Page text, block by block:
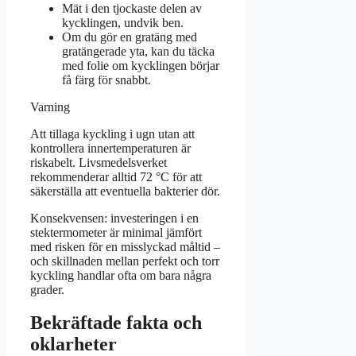
Mät i den tjockaste delen av
kycklingen, undvik ben.
Om du gör en gratäng med
gratängerade yta, kan du täcka
med folie om kycklingen börjar
få färg för snabbt.
Varning
Att tillaga kyckling i ugn utan att
kontrollera innertemperaturen är
riskabelt. Livsmedelsverket
rekommenderar alltid 72 °C för att
säkerställa att eventuella bakterier dör.
Konsekvensen: investeringen i en
stektermometer är minimal jämfört
med risken för en misslyckad måltid –
och skillnaden mellan perfekt och torr
kyckling handlar ofta om bara några
grader.
Bekräftade fakta och
oklarheter